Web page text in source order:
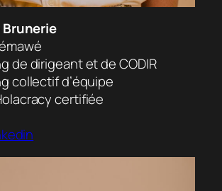
de dirigeant et de CODIR
collectif d’équipe
certifiée